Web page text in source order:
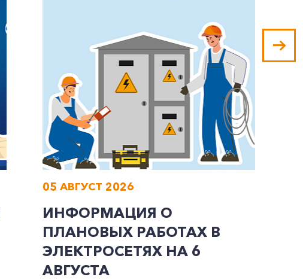
05 АВГУСТ 2026
ИНФОРМАЦИЯ О
ПЛАНОВЫХ РАБОТАХ В
ЭЛЕКТРОСЕТЯХ НА 6
АВГУСТА